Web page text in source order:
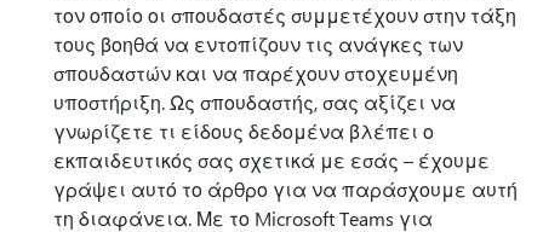
τον οποίο οι σπουδαστές συμμετέχουν στην τάξη
τους βοηθά να εντοπίζουν τις ανάγκες των
σπουδαστών και να παρέχουν στοχευμένη
υποστήριξη. Ως σπουδαστής, σας αξίζει να
γνωρίζετε τι είδους δεδομένα βλέπει ο
εκπαιδευτικός σας σχετικά με εσάς – έχουμε
γράψει αυτό το άρθρο για να παράσχουμε αυτή
τη διαφάνεια. Με το Microsoft Teams για